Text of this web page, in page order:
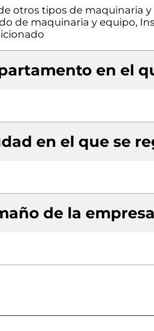
otros tipos de maquinaria
de maquinaria y equipo,
en el
en el que se
de la